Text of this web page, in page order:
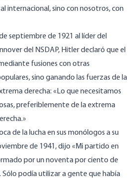
internacional, sino con nosotros, con
septiembre de 1921 al líder del
del NSDAP, Hitler declaró que el
fusiones con otras
sino ganando las fuerzas de la
derecha: «Lo que necesitamos
preferiblemente de la extrema
de la lucha en sus monólogos a su
de 1941, dijo «Mi partido en
por un noventa por ciento de
Sólo podía utilizar a gente que había